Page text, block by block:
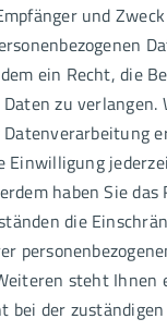
und
ein Recht, die
zu verlangen.
Einwilligung
haben Sie
die
steht Ihnen
bei der zuständigen